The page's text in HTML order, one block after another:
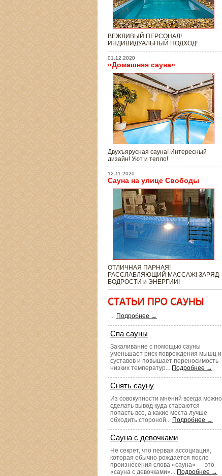
ВЕЖЛИВЫЙ ПЕРСОНАЛ!
ИНДИВИДУАЛЬНЫЙ ПОДХОД!
01.12.2020
«Домашняя сауна»
Двухъярусная сауна! Интересный
дизайн! Уют и тепло!
12.11.2020
Сауна на улице Свободы
ОТЛИЧНАЯ ПАРНАЯ!
РАССЛАБЛЯЮЩИЙ МАССАЖ! ЗАРЯД
БОДРОСТИ и ЭНЕРГИИ!
... Подробнее →
Спа сауны
Закаливание с помощью сауны
уменьшает риск повреждения мышц и
суставов и повышает переносимость
низких температур... Подробнее →
Снять сауну
Из совокупности мнений всегда можно
сделать вывод куда стараются
попасть все, а какие места лучше
обходить стороной... Подробнее →
Сауна с девочками
Не секрет, что первая ассоциация,
которая обычно рождается после
произнесения слова «сауна» — это
«сауна с девочками»... Подробнее →